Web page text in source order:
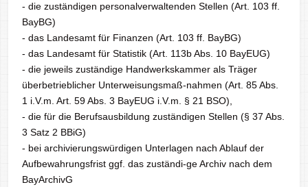
- die zuständigen personalverwaltenden Stellen (Art. 103 ff.
BayBG)
- das Landesamt für Finanzen (Art. 103 ff. BayBG)
- das Landesamt für Statistik (Art. 113b Abs. 10 BayEUG)
- die jeweils zuständige Handwerkskammer als Träger
überbetrieblicher Unterweisungsmaß-nahmen (Art. 85 Abs.
1 i.V.m. Art. 59 Abs. 3 BayEUG i.V.m. § 21 BSO),
- die für die Berufsausbildung zuständigen Stellen (§ 37 Abs.
3 Satz 2 BBiG)
- bei archivierungswürdigen Unterlagen nach Ablauf der
Aufbewahrungsfrist ggf. das zuständi-ge Archiv nach dem
BayArchivG